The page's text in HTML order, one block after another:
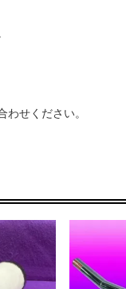
せください。